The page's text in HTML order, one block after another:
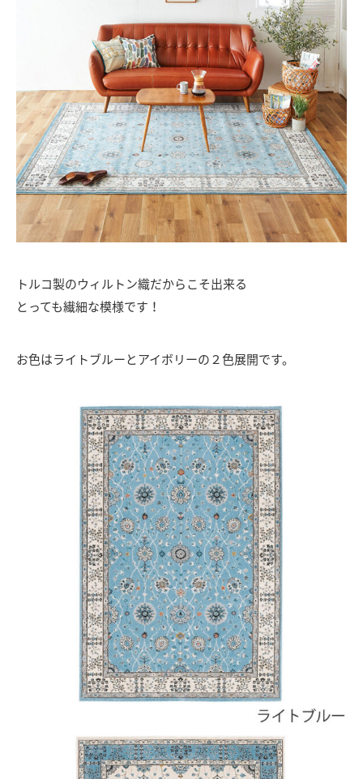
トルコ製のウィルトン織だからこそ出来る
とっても繊細な模様です！
お色はライトブルーとアイボリーの２色展開です。